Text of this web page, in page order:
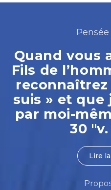
Quand vous
Fils de
reconnaîtrez
suis » et que
par moi-
30
Lire